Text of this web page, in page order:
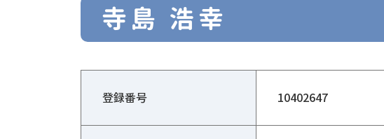
寺島 浩幸
登録番号 10402647